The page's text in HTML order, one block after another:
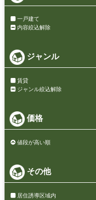
一戸建て
内容絞込解除
ジャンル
賃貸
ジャンル絞込解除
価格
値段が高い順
その他
居住誘導区域内